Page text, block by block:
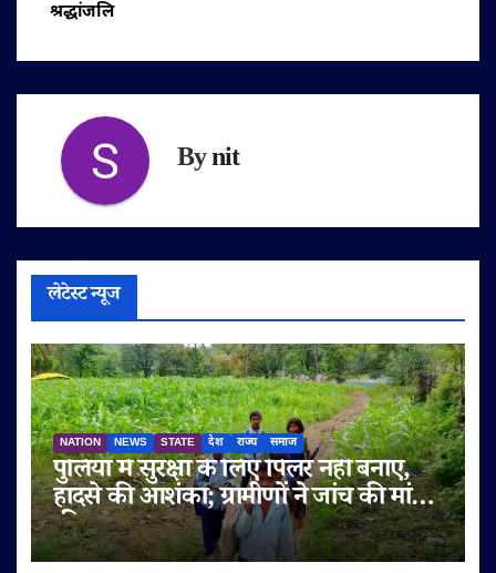
श्रद्धांजलि
Bynit
लेटेस्ट न्यूज
NATION NEWS STATE देश राज्य समाज
पुलिया में सुरक्षा के लिए पिलर नहीं बनाए,
हादसे की आशंका; ग्रामीणों ने जांच की मांग
की